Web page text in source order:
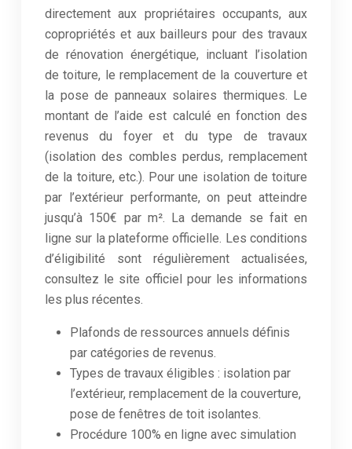
directement aux propriétaires occupants, aux
copropriétés et aux bailleurs pour des travaux
de rénovation énergétique, incluant l’isolation
de toiture, le remplacement de la couverture et
la pose de panneaux solaires thermiques. Le
montant de l’aide est calculé en fonction des
revenus du foyer et du type de travaux
(isolation des combles perdus, remplacement
de la toiture, etc.). Pour une isolation de toiture
par l’extérieur performante, on peut atteindre
jusqu’à 150€ par m². La demande se fait en
ligne sur la plateforme officielle. Les conditions
d’éligibilité sont régulièrement actualisées,
consultez le site officiel pour les informations
les plus récentes.
Plafonds de ressources annuels définis
par catégories de revenus.
Types de travaux éligibles : isolation par
l’extérieur, remplacement de la couverture,
pose de fenêtres de toit isolantes.
Procédure 100% en ligne avec simulation